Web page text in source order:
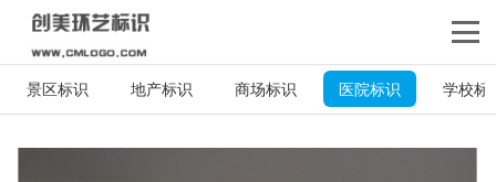
景区标识 地产标识 商场标识 医院标识 学校标